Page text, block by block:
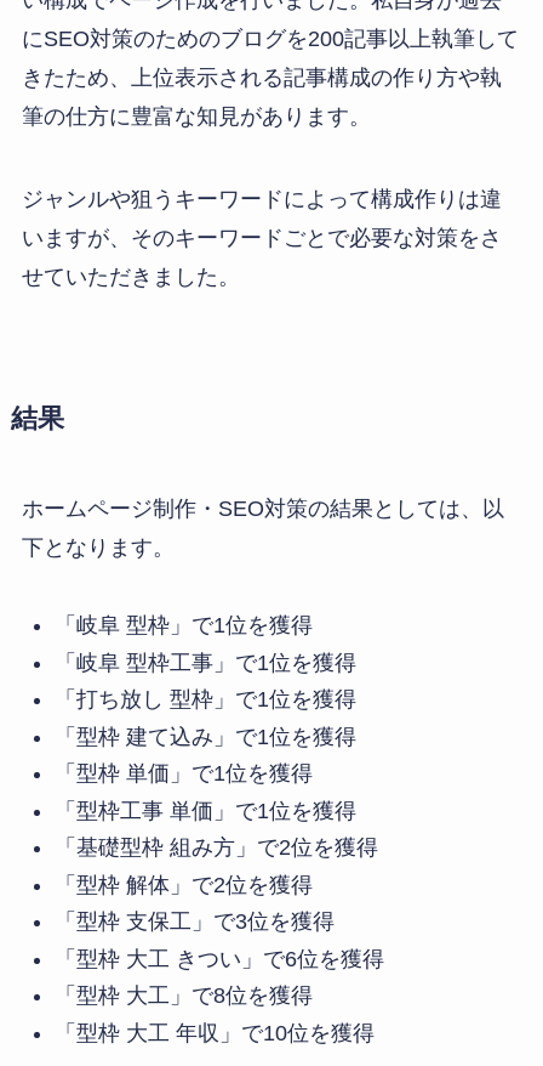
にSEO対策のためのブログを200記事以上執筆して
きたため、上位表示される記事構成の作り方や執
筆の仕方に豊富な知見があります。
ジャンルや狙うキーワードによって構成作りは違
いますが、そのキーワードごとで必要な対策をさ
せていただきました。
結果
ホームページ制作・SEO対策の結果としては、以
下となります。
「岐阜 型枠」で1位を獲得
「岐阜 型枠工事」で1位を獲得
「打ち放し 型枠」で1位を獲得
「型枠 建て込み」で1位を獲得
「型枠 単価」で1位を獲得
「型枠工事 単価」で1位を獲得
「基礎型枠 組み方」で2位を獲得
「型枠 解体」で2位を獲得
「型枠 支保工」で3位を獲得
「型枠 大工 きつい」で6位を獲得
「型枠 大工」で8位を獲得
「型枠 大工 年収」で10位を獲得